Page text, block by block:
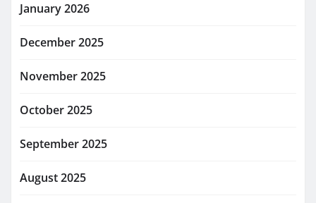
January 2026
December 2025
November 2025
October 2025
September 2025
August 2025